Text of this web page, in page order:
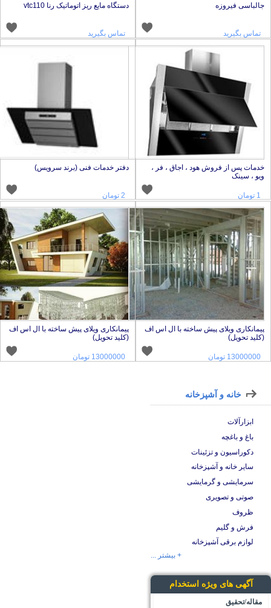
جالباسی فیروزه
تماس بگیرید
دستگاه مایع ریز اتوماتیک رنا vtc110
تماس بگیرید
خدمات پس از فروش هود ، اجاق ، فر ،
ویو ، سینک
دفتر خدمات فنی (برند سرویس)
پیمانکاری ویلای پیش ساخته با ال اس اف
(کلید تحویل)
13000000 تومان
پیمانکاری ویلای پیش ساخته با ال اس اف
(کلید تحویل)
13000000 تومان
خانه و آشپزخانه
ابزارآلات
باغ و باغچه
دکوراسیون و تزئینات
سایر خانه و آشپزخانه
سرمایشی و گرمایشی
صوتی و تصویری
ظروف
فرش و گلیم
لوازم برقی آشپزخانه
+ بیشتر ...
آگهی های ویژه استخدام
مقاله/تحقیق